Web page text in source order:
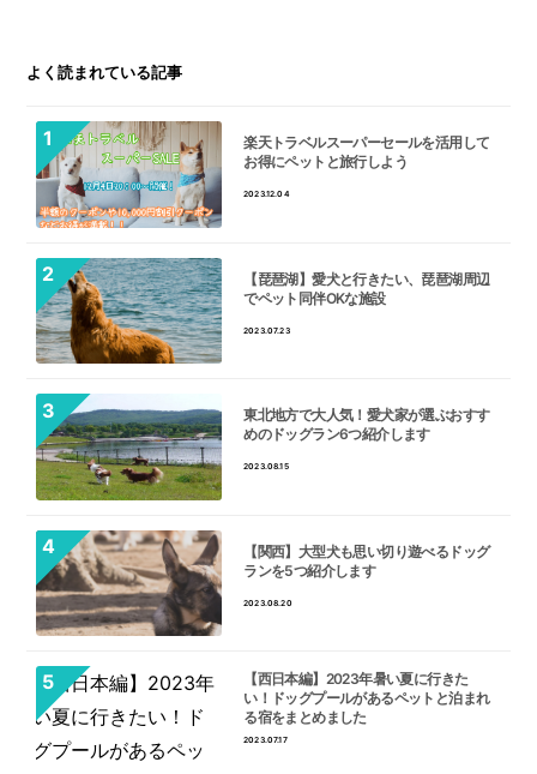
よく読まれている記事
楽天トラベルスーパーセールを活用して
お得にペットと旅行しよう
2023.12.04
【琵琶湖】愛犬と行きたい、琵琶湖周辺
でペット同伴OKな施設
2023.07.23
東北地方で大人気！愛犬家が選ぶおすす
めのドッグラン6つ紹介します
2023.08.15
【関西】大型犬も思い切り遊べるドッグ
ランを5つ紹介します
2023.08.20
【西日本編】2023年暑い夏に行きた
い！ドッグプールがあるペットと泊まれ
る宿をまとめました
2023.07.17